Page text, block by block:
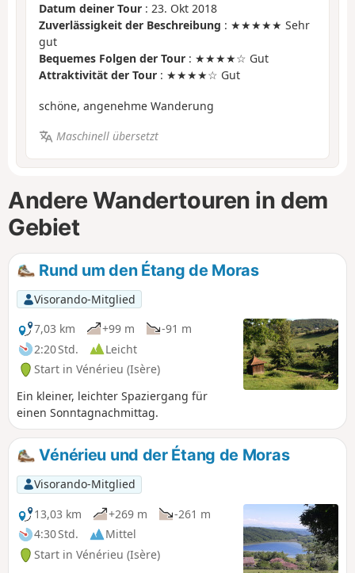
Datum deiner Tour : 23. Okt 2018
Zuverlässigkeit der Beschreibung : ★★★★★ Sehr
gut
Bequemes Folgen der Tour : ★★★★☆ Gut
Attraktivität der Tour : ★★★★☆ Gut
schöne, angenehme Wanderung
Maschinell übersetzt
Andere Wandertouren in dem
Gebiet
Rund um den Étang de Moras
Visorando-Mitglied
7,03 km
+99 m
-91 m
2:20 Std.
Leicht
Start in Vénérieu (Isère)
Ein kleiner, leichter Spaziergang für
einen Sonntagnachmittag.
Vénérieu und der Étang de Moras
Visorando-Mitglied
13,03 km
+269 m
-261 m
4:30 Std.
Mittel
Start in Vénérieu (Isère)